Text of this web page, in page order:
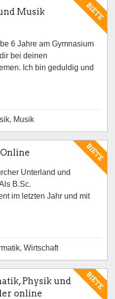
BIETE
Musik
6 Jahre am Gymnasium
bei deinen
Ich bin geduldig und
Musik
BIETE
Unterland und
B.Sc.
im letzten Jahr und mit
Wirtschaft
BIETE
Physik und
online